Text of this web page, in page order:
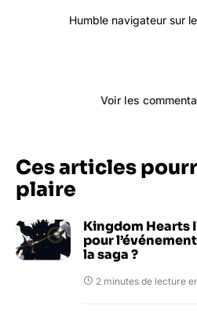
Humble navigateur sur
Voir les
Ces articles
plaire
Kingdom Hearts
pour
la saga ?
2 minutes de lecture